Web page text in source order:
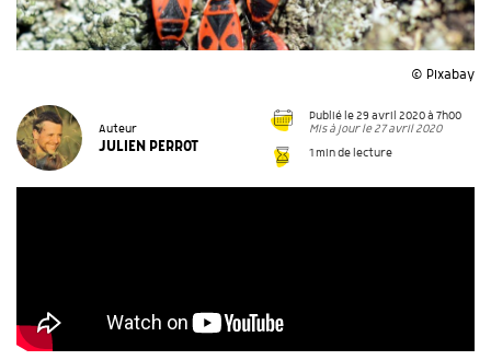
© Pixabay
Auteur
JULIEN PERROT
Publié le 29 avril 2020 à 7h00
Mis à jour le 27 avril 2020
1 min de lecture